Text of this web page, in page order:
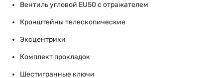
Вентиль угловой EU50 с отражателем
Кронштейны телескопические
Эксцентрики
Комплект прокладок
Шестигранные ключи